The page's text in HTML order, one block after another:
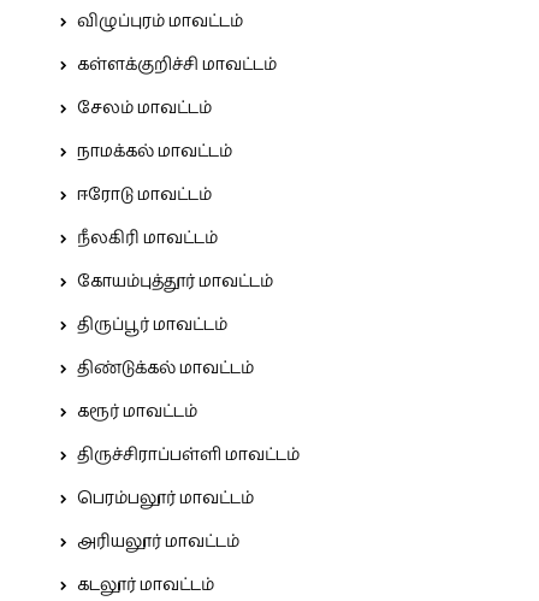
விழுப்புரம் மாவட்டம்
கள்ளக்குறிச்சி மாவட்டம்
சேலம் மாவட்டம்
நாமக்கல் மாவட்டம்
ஈரோடு மாவட்டம்
நீலகிரி மாவட்டம்
கோயம்புத்தூர் மாவட்டம்
திருப்பூர் மாவட்டம்
திண்டுக்கல் மாவட்டம்
கரூர் மாவட்டம்
திருச்சிராப்பள்ளி மாவட்டம்
பெரம்பலூர் மாவட்டம்
அரியலூர் மாவட்டம்
கடலூர் மாவட்டம்